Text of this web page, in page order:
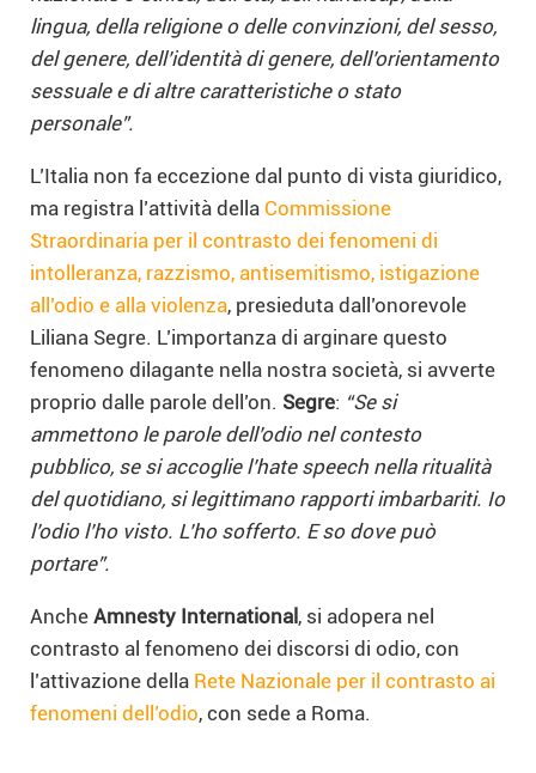
lingua, della religione o delle convinzioni, del sesso,
del genere, dell’identità di genere, dell’orientamento
sessuale e di altre caratteristiche o stato
personale”.
L’Italia non fa eccezione dal punto di vista giuridico,
ma registra l’attività della Commissione
Straordinaria per il contrasto dei fenomeni di
intolleranza, razzismo, antisemitismo, istigazione
all’odio e alla violenza, presieduta dall’onorevole
Liliana Segre. L’importanza di arginare questo
fenomeno dilagante nella nostra società, si avverte
proprio dalle parole dell’on. Segre: “Se si
ammettono le parole dell’odio nel contesto
pubblico, se si accoglie l’hate speech nella ritualità
del quotidiano, si legittimano rapporti imbarbariti. Io
l’odio l’ho visto. L’ho sofferto. E so dove può
portare”.
Anche Amnesty International, si adopera nel
contrasto al fenomeno dei discorsi di odio, con
l’attivazione della Rete Nazionale per il contrasto ai
fenomeni dell’odio, con sede a Roma.